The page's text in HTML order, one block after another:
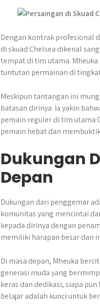
Dengan kontrak profesional
di skuad Chelsea dikenal
tempat di tim utama.
tuntutan permainan di
Meskipun tantangan ini
batasan dirinya. Ia yakin
pemain reguler di tim utama
pemain hebat dan
Dukungan
Depan
Dukungan dari penggemar
komunitas yang mencintai
kepada dirinya dengan
memiliki harapan besar dan
Di masa depan, Mheuka
generasi muda yang
keras dan dedikasi, siapa
belajar adalah kunci untuk